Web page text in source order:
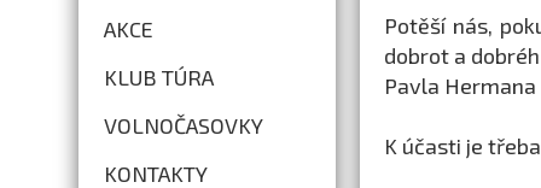
AKCE
KLUB TÚRA
VOLNOČASOVKY
KONTAKTY
Potěší nás,
dobrot a
Pavla
K účasti je